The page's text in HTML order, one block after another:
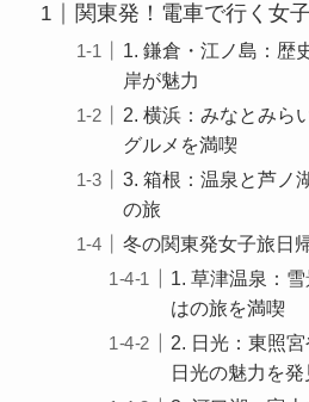
関東発！電車で行く女
1. 鎌倉・江ノ島：歴
岸が魅力
2. 横浜：みなとみら
グルメを満喫
3. 箱根：温泉と芦ノ
の旅
冬の関東発女子旅日
1. 草津温泉：
はの旅を満喫
2. 日光：東照
日光の魅力を発